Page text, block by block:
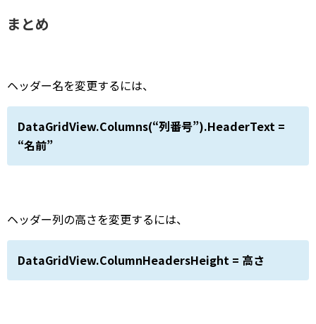
まとめ
ヘッダー名を変更するには、
DataGridView.Columns(“列番号”).HeaderText =
“名前”
ヘッダー列の高さを変更するには、
DataGridView.ColumnHeadersHeight = 高さ